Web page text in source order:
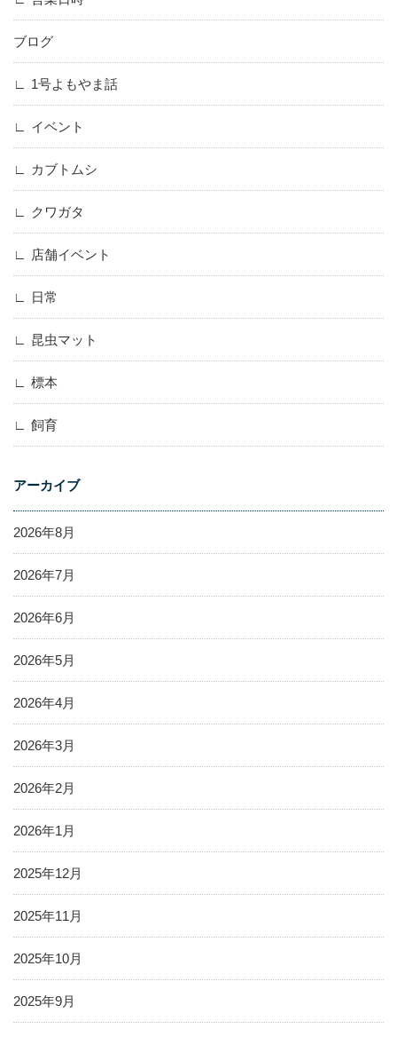
ブログ
1号よもやま話
イベント
カブトムシ
クワガタ
店舗イベント
日常
昆虫マット
標本
飼育
アーカイブ
2026年8月
2026年7月
2026年6月
2026年5月
2026年4月
2026年3月
2026年2月
2026年1月
2025年12月
2025年11月
2025年10月
2025年9月